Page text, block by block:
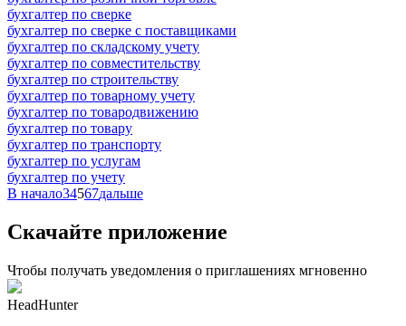
бухгалтер по сверке
бухгалтер по сверке с поставщиками
бухгалтер по складскому учету
бухгалтер по совместительству
бухгалтер по строительству
бухгалтер по товарному учету
бухгалтер по товародвижению
бухгалтер по товару
бухгалтер по транспорту
бухгалтер по услугам
бухгалтер по учету
В начало34567дальше
Скачайте приложение
Чтобы получать уведомления о приглашениях мгновенно
HeadHunter